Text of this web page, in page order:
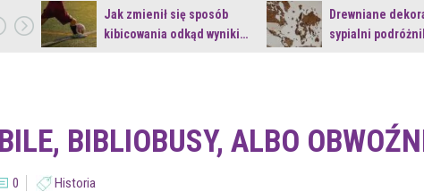
Jak zmienił się sposób
kibicowania odkąd wyniki…
Drewniane
sypialni
BIBLIOBUSY, ALBO
0 Historia